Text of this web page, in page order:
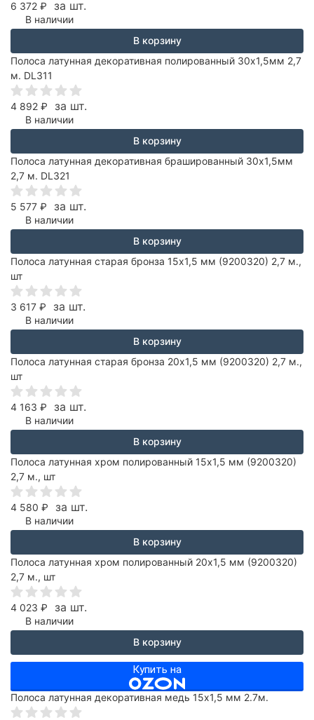
6 372 ₽ за шт.
В наличии
В корзину
Полоса латунная декоративная полированный 30х1,5мм 2,7
м. DL311
4 892 ₽ за шт.
В наличии
В корзину
Полоса латунная декоративная брашированный 30х1,5мм
2,7 м. DL321
5 577 ₽ за шт.
В наличии
В корзину
Полоса латунная старая бронза 15х1,5 мм (9200320) 2,7 м.,
шт
3 617 ₽ за шт.
В наличии
В корзину
Полоса латунная старая бронза 20х1,5 мм (9200320) 2,7 м.,
шт
4 163 ₽ за шт.
В наличии
В корзину
Полоса латунная хром полированный 15х1,5 мм (9200320)
2,7 м., шт
4 580 ₽ за шт.
В наличии
В корзину
Полоса латунная хром полированный 20х1,5 мм (9200320)
2,7 м., шт
4 023 ₽ за шт.
В наличии
В корзину
Купить на
Полоса латунная декоративная медь 15х1,5 мм 2.7м.